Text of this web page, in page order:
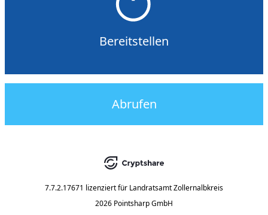
Bereitstellen
Abrufen
7.7.2.17671 lizenziert für Landratsamt Zollernalbkreis
2026 Pointsharp GmbH